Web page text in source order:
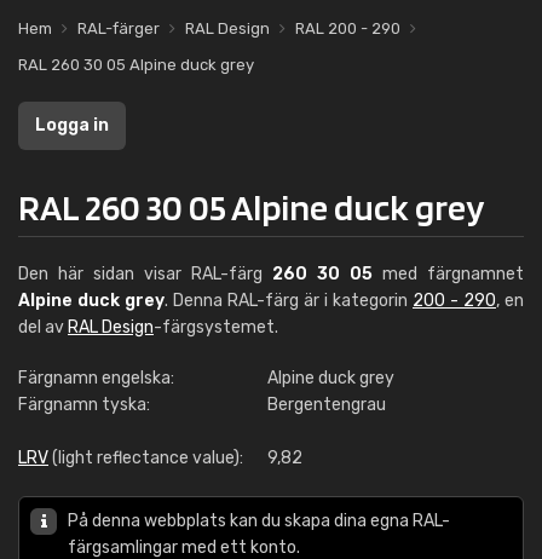
Hem RAL-färger RAL Design
RAL 200 - 290
RAL 260 30 05 Alpine duck grey
Logga in
RAL 260 30 05 Alpine duck grey
Den här sidan visar RAL-färg 260 30 05 med färgnamnet
Alpine duck grey. Denna RAL-färg är i kategorin 200 - 290, en
del av RAL Design-färgsystemet.
Färgnamn engelska:
Alpine duck grey
Färgnamn tyska:
Bergentengrau
LRV(light reflectance value): 9,82
På denna webbplats kan du skapa dina egna RAL-
färgsamlingar med ett konto.